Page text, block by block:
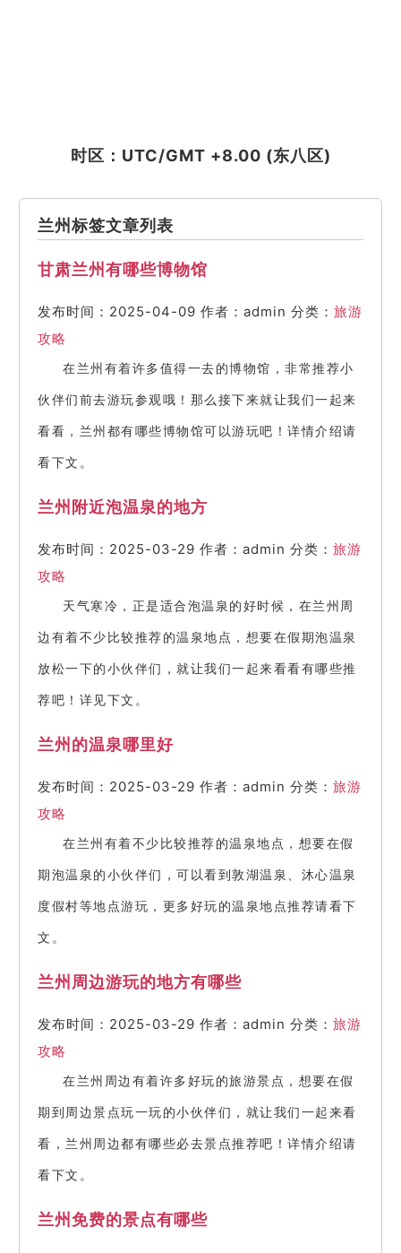
时区：UTC/GMT +8.00 (东八区)
兰州标签文章列表
甘肃兰州有哪些博物馆
发布时间：2025-04-09 作者：admin 分类： 旅游
攻略
在兰州有着许多值得一去的博物馆，非常推荐小
伙伴们前去游玩参观哦！那么接下来就让我们一起来
看看，兰州都有哪些博物馆可以游玩吧！详情介绍请
看下文。
兰州附近泡温泉的地方
发布时间：2025-03-29 作者：admin 分类： 旅游
攻略
天气寒冷，正是适合泡温泉的好时候，在兰州周
边有着不少比较推荐的温泉地点，想要在假期泡温泉
放松一下的小伙伴们，就让我们一起来看看有哪些推
荐吧！详见下文。
兰州的温泉哪里好
发布时间：2025-03-29 作者：admin 分类： 旅游
攻略
在兰州有着不少比较推荐的温泉地点，想要在假
期泡温泉的小伙伴们，可以看到敦湖温泉、沐心温泉
度假村等地点游玩，更多好玩的温泉地点推荐请看下
文。
兰州周边游玩的地方有哪些
发布时间：2025-03-29 作者：admin 分类： 旅游
攻略
在兰州周边有着许多好玩的旅游景点，想要在假
期到周边景点玩一玩的小伙伴们，就让我们一起来看
看，兰州周边都有哪些必去景点推荐吧！详情介绍请
看下文。
兰州免费的景点有哪些